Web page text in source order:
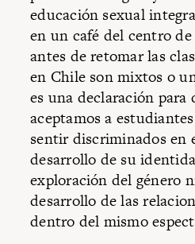
educación sexual
en un café del centro
antes de retomar las
en Chile son mixtos o
es una declaración para
aceptamos a
sentir discriminados en
desarrollo de su
exploración del género
desarrollo de las
dentro del mismo